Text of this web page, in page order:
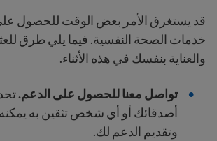
قد يستغرق الأمر بعض الوقت للحصول
خدمات الصحة النفسية. فيما يلي طرق
والعناية بنفسك في هذه الأثناء.
تواصل معنا للحصول على الدعم.
أصدقائك أو أي شخص تثقين به يمكنه
وتقديم الدعم لك.